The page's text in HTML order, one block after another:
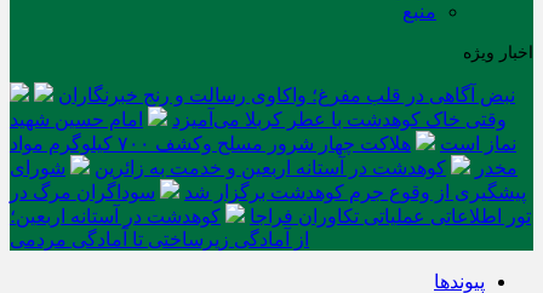
منبع
اخبار ویژه
نبض آگاهی در قلب مفرغ؛ واکاوی رسالت و رنج خبرنگاران
وقتی خاک کوهدشت با عطر کربلا می‌آمیزد
امام حسین شهید
نماز است
هلاکت چهار شرور مسلح وکشف ۷۰۰ کیلوگرم مواد
مخدر
کوهدشت در آستانه اربعین و خدمت‌ به زائرین
شورای
پیشگیری از وقوع جرم کوهدشت برگزار شد
سوداگران مرگ در
تور اطلاعاتی عملیاتی تکاوران فراجا
کوهدشت در آستانه اربعین؛
از آمادگی زیرساختی تا آمادگی مردمی
پیوندها